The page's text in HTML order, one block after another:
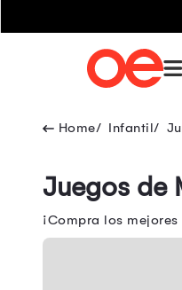
Infantil
Juegos de
¡Compra los